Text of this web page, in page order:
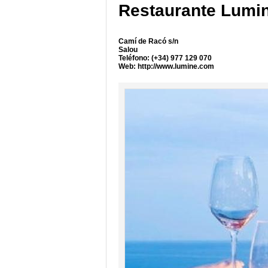
Restaurante
Camí de Racó s/n
Salou
Teléfono: (+34) 977 129 070
Web: http://www.lumine.com